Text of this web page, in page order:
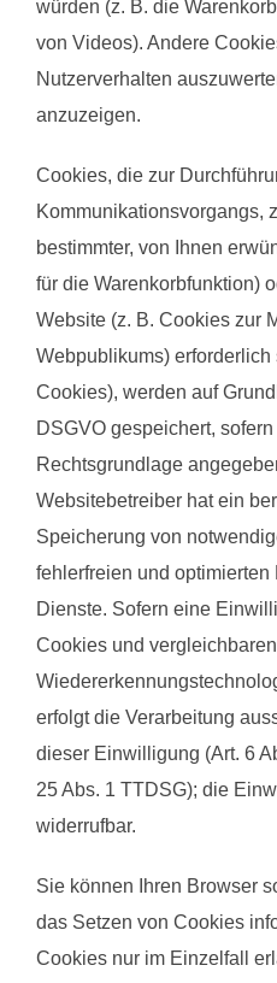
würden (z. B. die
von Videos). Andere
Nutzerverhalten
anzuzeigen.
Cookies, die zur
Kommunikationsvorgangs,
bestimmter, von Ihnen
für die Warenkorbfunktion)
Website (z. B. Cookies zur
Webpublikums)
Cookies), werden auf
DSGVO gespeichert,
Rechtsgrundlage
Websitebetreiber hat ein
Speicherung von
fehlerfreien und
Dienste. Sofern eine
Cookies und vergleichbaren
erfolgt die Verarbeitung
dieser Einwilligung (Art. 6
25 Abs. 1 TTDSG); die
widerrufbar.
Sie können Ihren Browser
das Setzen von Cookies
Cookies nur im Einzelfall